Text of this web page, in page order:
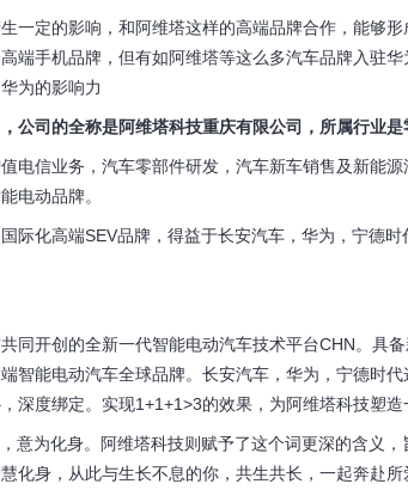
一定的影响，和阿维塔这样的高端品牌合作，能够
端手机品牌，但有如阿维塔等这么多汽车品牌入驻
为的影响力
公司的全称是阿维塔科技重庆有限公司，所属行业是
电信业务，汽车零部件研发，汽车新车销售及新能
电动品牌。
际化高端SEV品牌，得益于长安汽车，华为，宁德
同开创的全新一代智能电动汽车技术平台CHN。具
智能电动汽车全球品牌。长安汽车，华为，宁德时
深度绑定。实现1+1+1>3的效果，为阿维塔科技塑造
意为化身。阿维塔科技则赋予了这个词更深的含义
化身，从此与生长不息的你，共生共长，一起奔赴所